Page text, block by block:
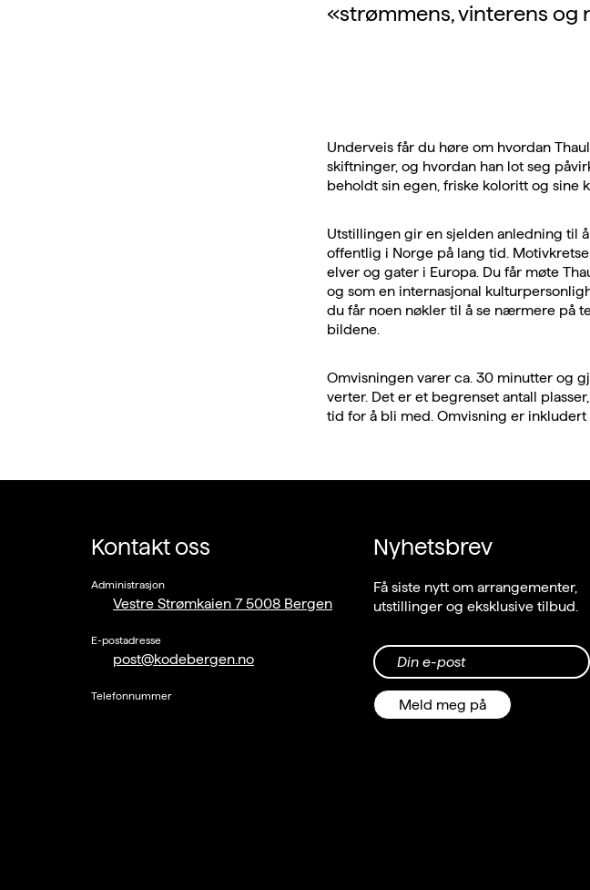
«strømmens, vinterens og
Underveis får du høre om hvordan
skiftninger, og hvordan han lot seg
beholdt sin egen, friske koloritt og sine
Utstillingen gir en sjelden anledning til
offentlig i Norge på lang tid.
elver og gater i Europa. Du får møte
og som en internasjonal
du får noen nøkler til å se nærmere på
bildene.
Omvisningen varer ca. 30 minutter og
verter. Det er et begrenset antall
tid for å bli med. Omvisning er
Kontakt oss
Administrasjon
Vestre Strømkaien 7 5008 Bergen
E-postadresse
post@kodebergen.no
Telefonnummer
Nyhetsbrev
Få siste nytt om arrangementer,
utstillinger og eksklusive tilbud.
Din e-post
Meld meg på